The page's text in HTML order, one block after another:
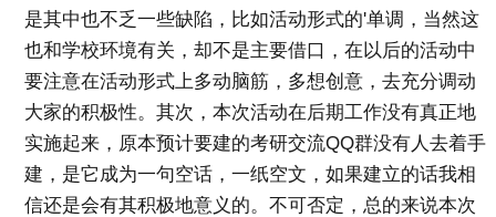
是其中也不乏一些缺陷，比如活动形式的'单调，当然这
也和学校环境有关，却不是主要借口，在以后的活动中
要注意在活动形式上多动脑筋，多想创意，去充分调动
大家的积极性。其次，本次活动在后期工作没有真正地
实施起来，原本预计要建的考研交流QQ群没有人去着手
建，是它成为一句空话，一纸空文，如果建立的话我相
信还是会有其积极地意义的。不可否定，总的来说本次